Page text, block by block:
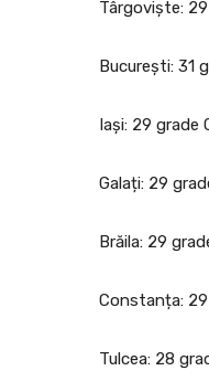
Târgoviște:
București: 31
Iași: 29 grade
Galați: 29
Brăila: 29
Constanța:
Tulcea: 28